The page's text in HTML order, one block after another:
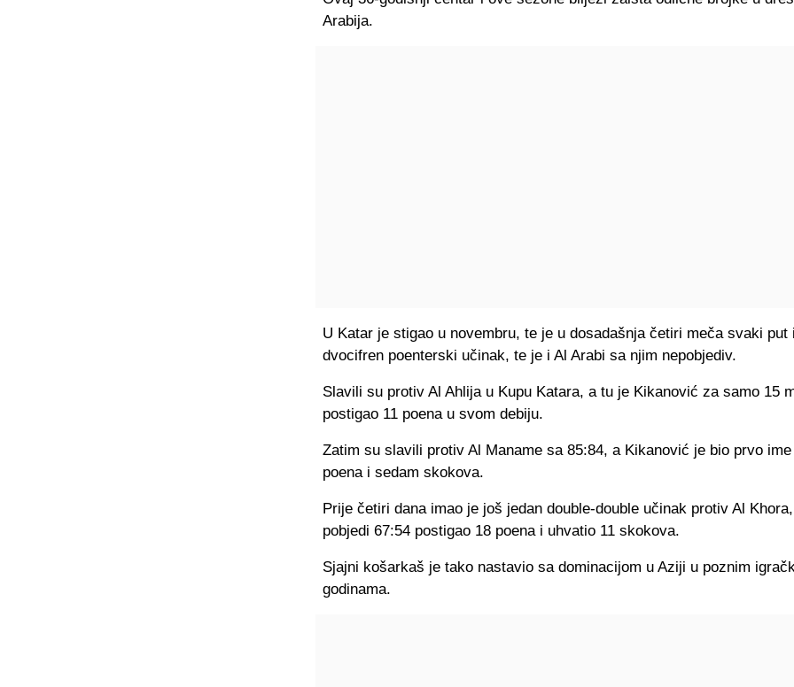
Arabija.
U Katar je stigao u novembru, te je u dosadašnja četiri meča svaki put
dvocifren poenterski učinak, te je i Al Arabi sa njim nepobjediv.
Slavili su protiv Al Ahlija u Kupu Katara, a tu je Kikanović za samo 15
postigao 11 poena u svom debiju.
Zatim su slavili protiv Al Maname sa 85:84, a Kikanović je bio prvo
poena i sedam skokova.
Prije četiri dana imao je još jedan double-double učinak protiv Al
pobjedi 67:54 postigao 18 poena i uhvatio 11 skokova.
Sjajni košarkaš je tako nastavio sa dominacijom u Aziji u poznim
godinama.